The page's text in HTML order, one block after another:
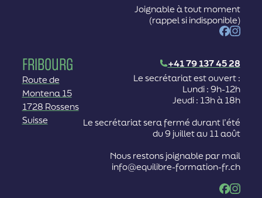
Joignable à tout moment
(rappel si indisponible)
Facebook
Fribourg
+41 79 137 45 28
Route de
Montena 15
1728 Rossens
Suisse
Le secrétariat est ouvert :
Lundi : 9h-12h
Jeudi : 13h à 18h
Le secrétariat sera fermé durant l’été
du 9 juillet au 11 août
Nous restons joignable par mail
info@equilibre-formation-fr.ch
Facebook